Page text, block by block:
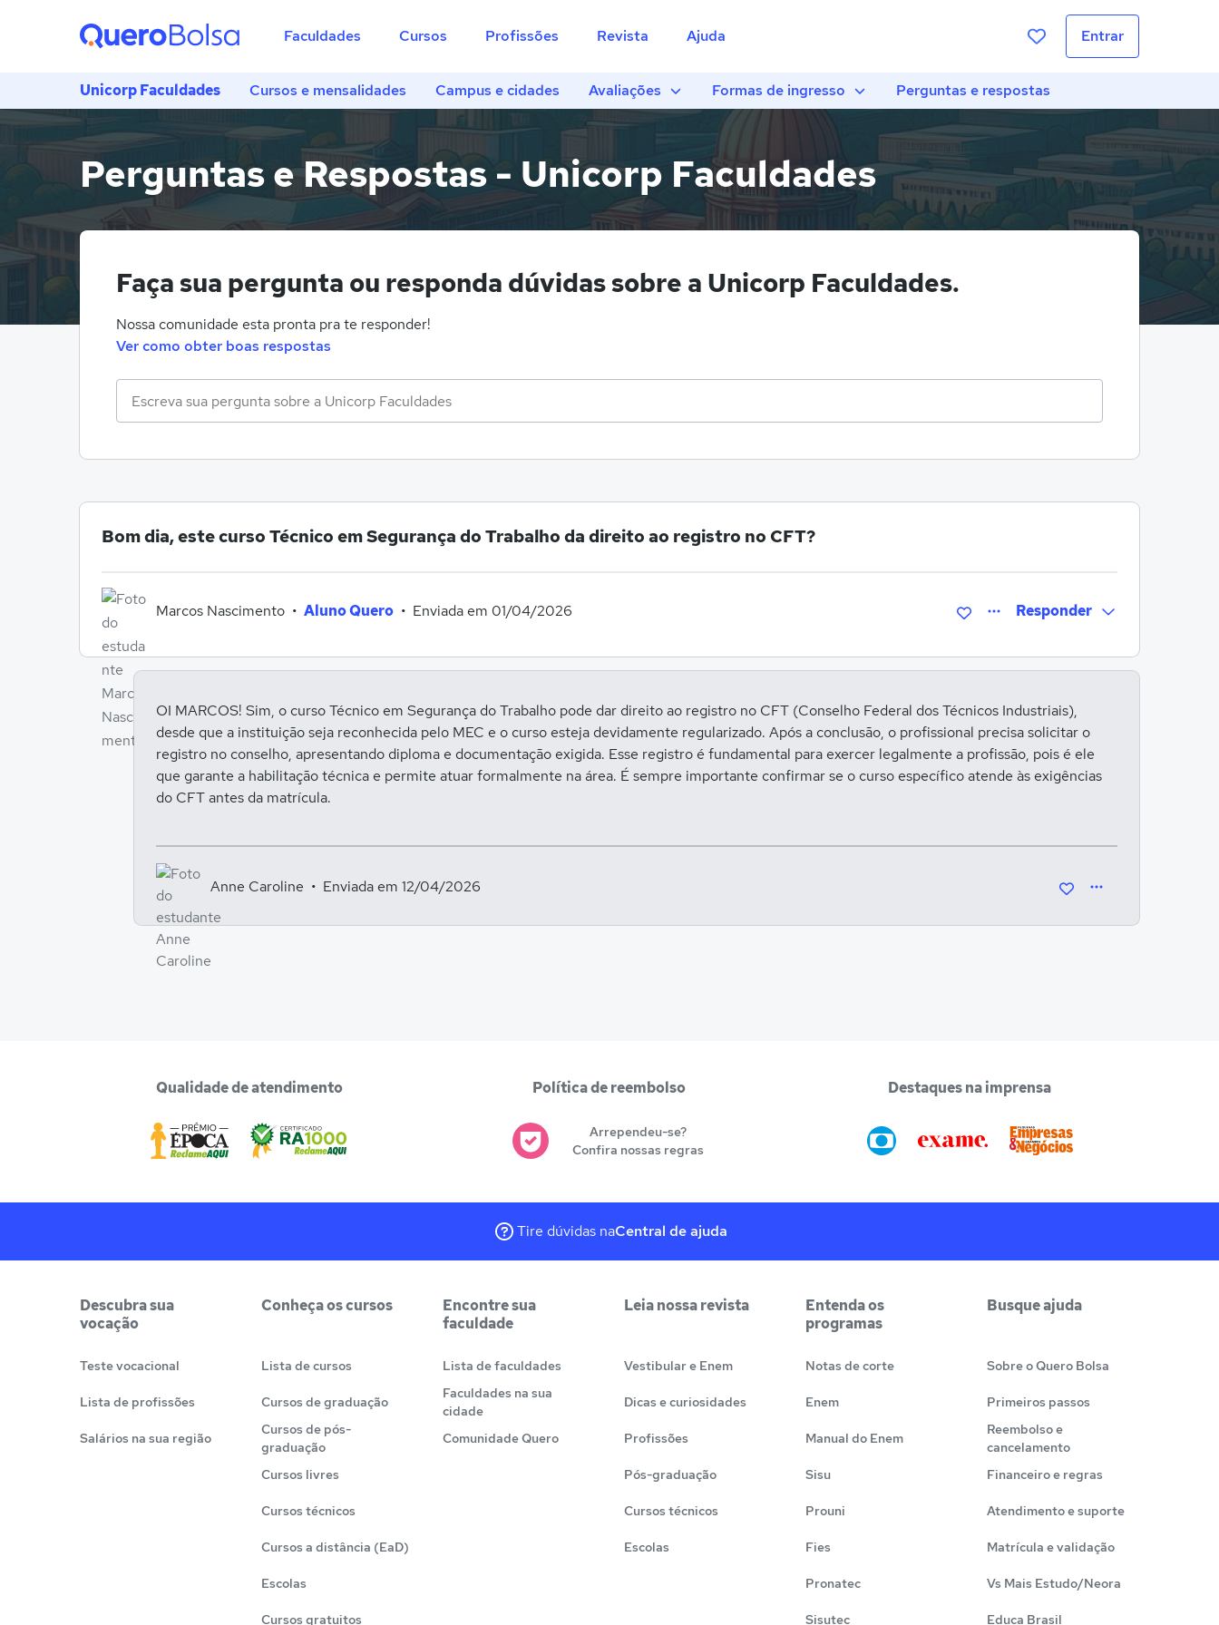
Faculdades Cursos Profissões Revista Ajuda Entrar
Unicorp Faculdades Cursos e mensalidades Campus e cidades Avaliações Formas de ingresso Perguntas e respostas
Perguntas e Respostas - Unicorp Faculdades
Faça sua pergunta ou responda dúvidas sobre a Unicorp Faculdades.
Nossa comunidade esta pronta pra te responder!
Ver como obter boas respostas
Bom dia, este curso Técnico em Segurança do Trabalho da direito ao registro no CFT?
Marcos Nascimento • Aluno Quero Enviada em 01/04/2026 Responder
OI MARCOS! Sim, o curso Técnico em Segurança do Trabalho pode dar direito ao registro no CFT (Conselho Federal dos Técnicos Industriais),
desde que a instituição seja reconhecida pelo MEC e o curso esteja devidamente regularizado. Após a conclusão, o profissional precisa solicitar o
registro no conselho, apresentando diploma e documentação exigida. Esse registro é fundamental para exercer legalmente a profissão, pois é ele
que garante a habilitação técnica e permite atuar formalmente na área. É sempre importante confirmar se o curso específico atende às exigências
do CFT antes da matrícula.
Anne Caroline Enviada em 12/04/2026
Qualidade de atendimento Política de reembolso
Arrependeu-se?
Confira nossas regras
Destaques na imprensa
Tire dúvidas naCentral de ajuda
Descubra sua
vocação
Teste vocacional
Lista de profissões
Salários na sua região
Conheça os cursos
Lista de cursos
Cursos de graduação
Cursos de pós-
graduação
Cursos livres
Cursos técnicos
Cursos a distância (EaD)
Escolas
Cursos gratuitos
Encontre sua
faculdade
Lista de faculdades
Faculdades na sua
cidade
Comunidade Quero
Leia nossa revista
Vestibular e Enem
Dicas e curiosidades
Profissões
Pós-graduação
Cursos técnicos
Escolas
Entenda os
programas
Notas de corte
Enem
Manual do Enem
Sisu
Prouni
Fies
Pronatec
Sisutec
Busque ajuda
Sobre o Quero Bolsa
Primeiros passos
Reembolso e
cancelamento
Financeiro e regras
Atendimento e suporte
Matrícula e validação
Vs Mais Estudo/Neora
Educa Brasil